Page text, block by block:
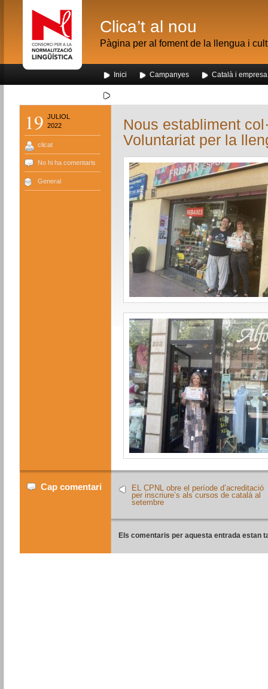
Clica’t al nou
Pàgina per al foment de la llengua i
Inici Campanyes Català i empresa
19 JULIOL
2022
clicat
No hi ha comentaris
General
Nous establiment
Voluntariat per la
Cap comentari
EL CPNL obre el període d’acreditació
per inscriure’s als cursos de català al
setembre
Els comentaris per aquesta entrada estan